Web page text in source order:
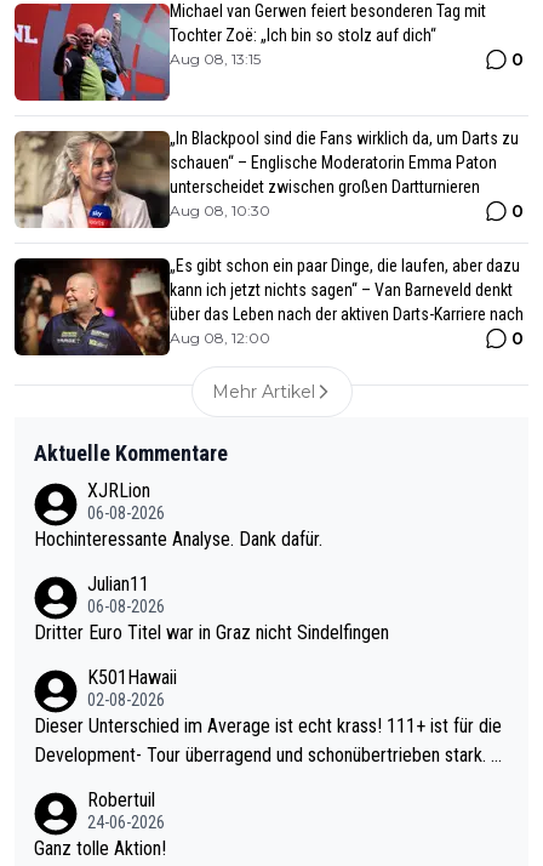
Michael van Gerwen feiert besonderen Tag mit
Tochter Zoë: „Ich bin so stolz auf dich“
Aug 08, 13:15 0
„In Blackpool sind die Fans wirklich da, um Darts zu
schauen“ – Englische Moderatorin Emma Paton
unterscheidet zwischen großen Dartturnieren
Aug 08, 10:30 0
„Es gibt schon ein paar Dinge, die laufen, aber dazu
kann ich jetzt nichts sagen“ – Van Barneveld denkt
über das Leben nach der aktiven Darts-Karriere nach
Aug 08, 12:00 0
Mehr Artikel
Aktuelle Kommentare
XJRLion
06-08-2026
Hochinteressante Analyse. Dank dafür.
Julian11
06-08-2026
Dritter Euro Titel war in Graz nicht Sindelfingen
K501Hawaii
02-08-2026
Dieser Unterschied im Average ist echt krass! 111+ ist für die
Development- Tour überragend und schonübertrieben stark. U
mal 40+ erst recht. Da gewinnst keinen Blumentopf - ist ja noc
h krasser wie ein Pokalspiel eines Kreisligisten vs einem Bund
Robertuil
24-06-2026
Ganz tolle Aktion!